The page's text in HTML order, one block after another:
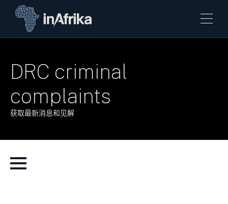
DRC criminal
complaints
获取最新消息和见解